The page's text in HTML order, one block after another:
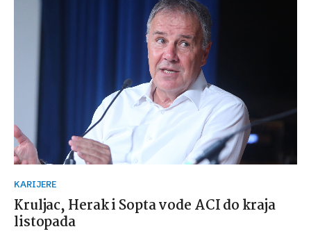
KARIJERE
Kruljac, Herak i Sopta vode ACI do kraja
listopada